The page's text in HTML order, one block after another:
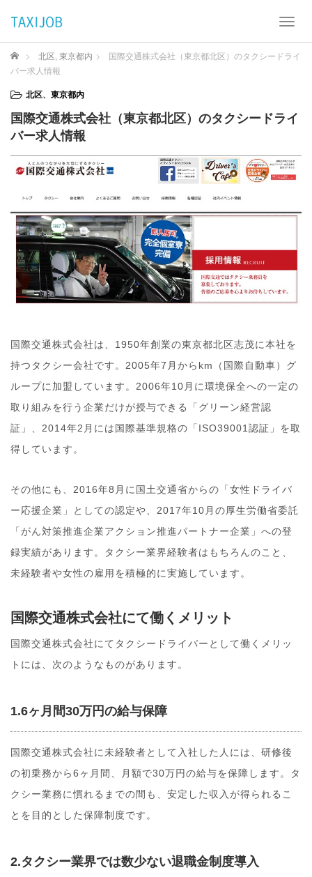
T
g
a
g
a
o
ホーム 北区, 東京都内
国際交通株式会社（東京都北区）のタクシードライ
バー求人情報
北区、 東京都内
国際交通株式会社（東京都北区）のタクシードライ
バー求人情報
国際交通株式会社は、1950年創業の東京都北区志茂に本社を
持つタクシー会社です。2005年7月からkm（国際自動車）グ
ループに加盟しています。2006年10月に環境保全への一定の
取り組みを行う企業だけが授与できる「グリーン経営認
証」、2014年2月には国際基準規格の「ISO39001認証」を取
得しています。
その他にも、2016年8月に国土交通省からの「女性ドライバ
ー応援企業」としての認定や、2017年10月の厚生労働省委託
「がん対策推進企業アクション推進パートナー企業」への登
録実績があります。タクシー業界経験者はもちろんのこと、
未経験者や女性の雇用を積極的に実施しています。
国際交通株式会社にて働くメリット
国際交通株式会社にてタクシードライバーとして働くメリッ
トには、次のようなものがあります。
1.6ヶ月間30万円の給与保障
国際交通株式会社に未経験者として入社した人には、研修後
の初乗務から6ヶ月間、月額で30万円の給与を保障します。タ
クシー業務に慣れるまでの間も、安定した収入が得られるこ
とを目的とした保障制度です。
2.タクシー業界では数少ない退職金制度導入